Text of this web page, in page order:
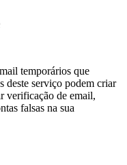
temporários que
deste serviço podem criar
verificação de email,
falsas na sua